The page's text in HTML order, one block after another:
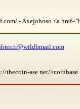
- Axejohoso <a
thecoin-ase.net/